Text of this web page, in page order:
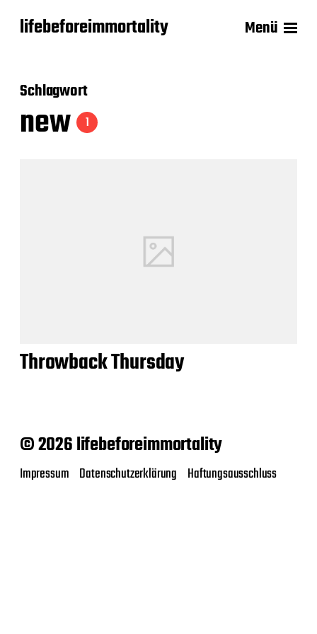
lifebeforeimmortality Menü
Schlagwort
new 1
Throwback Thursday
© 2026 lifebeforeimmortality
Impressum Datenschutzerklärung Haftungsausschluss